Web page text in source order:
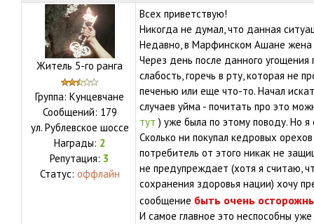
Житель 5-го ранга
Группа: Кунцевчане
Сообщений: 179
ул. Рублевское шоссе
Награды: 2
Репутация: 3
Статус: оффлайн
Всех приветствую!
Никогда не думал, что данная
Недавно, в Марфинском Ашане жена
Через день после данного
слабость, горечь в рту, которая не
печенью или еще что-то. Начал
случаев уйма - почитать про это
тут ) уже была по этому поводу. Но я
Сколько ни покупал кедровых
потребитель от этого никак не
не предупреждает (хотя я считаю,
сохранения здоровья нации) хочу
сообщение быть очень
И самое главное это неспособны